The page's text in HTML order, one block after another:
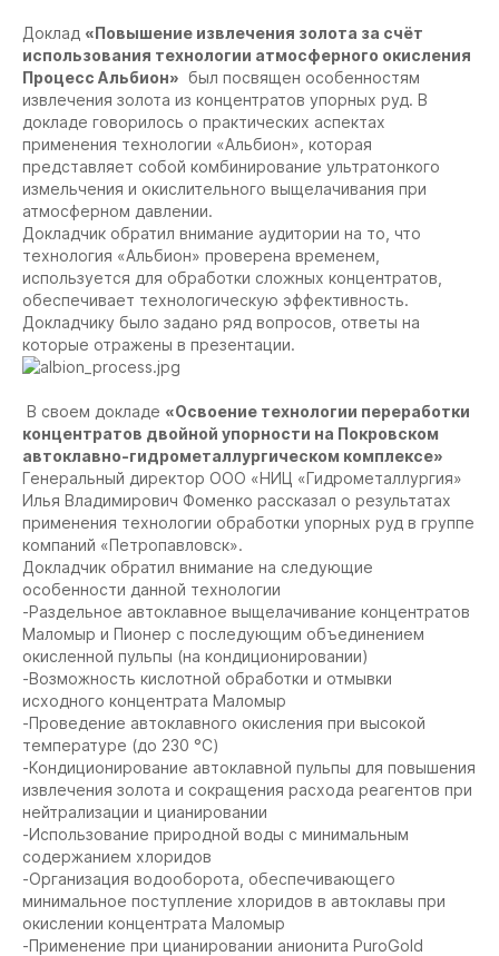
Доклад «Повышение извлечения золота за счёт
использования технологии атмосферного окисления
Процесс Альбион» был посвящен особенностям
извлечения золота из концентратов упорных руд. В
докладе говорилось о практических аспектах
применения технологии «Альбион», которая
представляет собой комбинирование ультратонкого
измельчения и окислительного выщелачивания при
атмосферном давлении.
Докладчик обратил внимание аудитории на то, что
технология «Альбион» проверена временем,
используется для обработки сложных концентратов,
обеспечивает технологическую эффективность.
Докладчику было задано ряд вопросов, ответы на
которые отражены в презентации.
В своем докладе «Освоение технологии переработки
концентратов двойной упорности на Покровском
автоклавно-гидрометаллургическом комплексе»
Генеральный директор ООО «НИЦ «Гидрометаллургия»
Илья Владимирович Фоменко рассказал о результатах
применения технологии обработки упорных руд в группе
компаний «Петропавловск».
Докладчик обратил внимание на следующие
особенности данной технологии
-Раздельное автоклавное выщелачивание концентратов
Маломыр и Пионер с последующим объединением
окисленной пульпы (на кондиционировании)
-Возможность кислотной обработки и отмывки
исходного концентрата Маломыр
-Проведение автоклавного окисления при высокой
температуре (до 230 °С)
-Кондиционирование автоклавной пульпы для повышения
извлечения золота и сокращения расхода реагентов при
нейтрализации и цианировании
-Использование природной воды с минимальным
содержанием хлоридов
-Организация водооборота, обеспечивающего
минимальное поступление хлоридов в автоклавы при
окислении концентрата Маломыр
-Применение при цианировании анионита PuroGold